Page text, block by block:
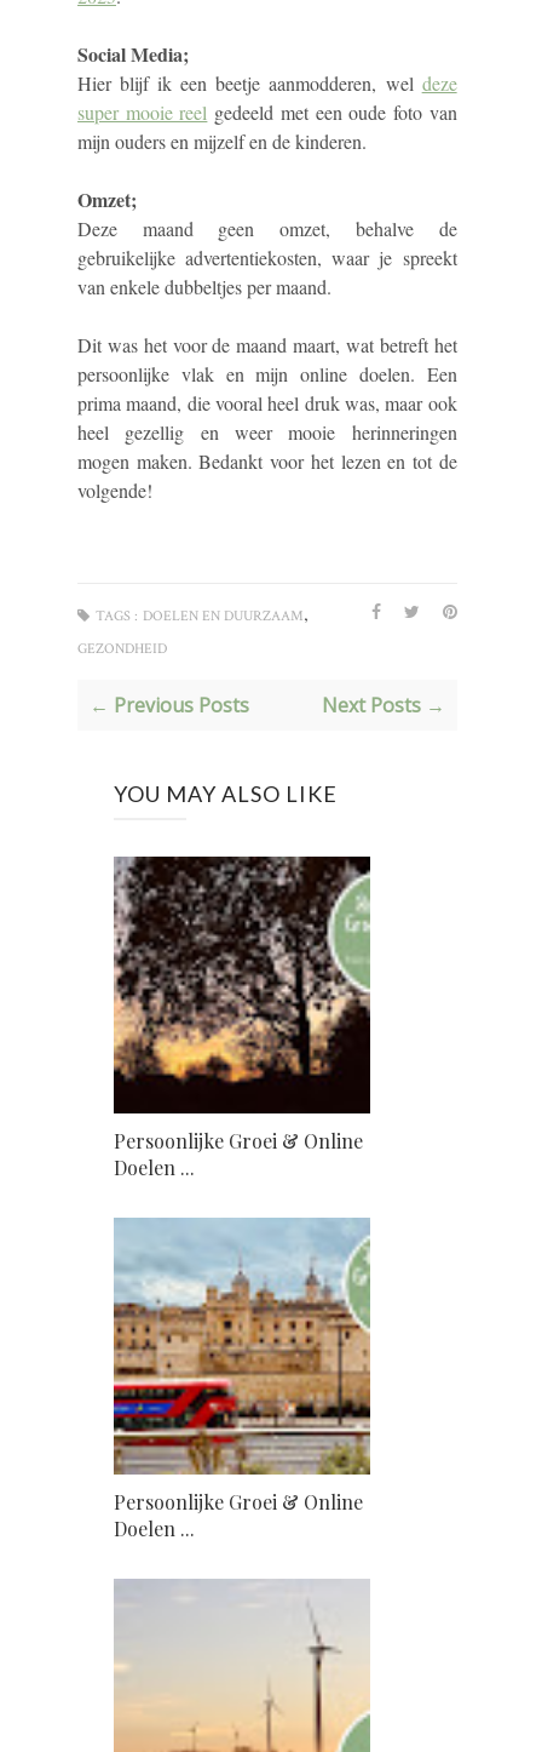
Social Media;
Hier blijf ik een beetje aanmodderen, wel deze
super mooie reel gedeeld met een oude foto van
mijn ouders en mijzelf en de kinderen.
Omzet;
Deze maand geen omzet, behalve de
gebruikelijke advertentiekosten, waar je spreekt
van enkele dubbeltjes per maand.
Dit was het voor de maand maart, wat betreft het
persoonlijke vlak en mijn online doelen. Een
prima maand, die vooral heel druk was, maar ook
heel gezellig en weer mooie herinneringen
mogen maken. Bedankt voor het lezen en tot de
volgende!
TAGS : DOELEN EN DUURZAAM,
GEZONDHEID
← Previous Posts Next Posts →
YOU MAY ALSO LIKE
Persoonlijke Groei & Online
Doelen ...
Persoonlijke Groei & Online
Doelen ...